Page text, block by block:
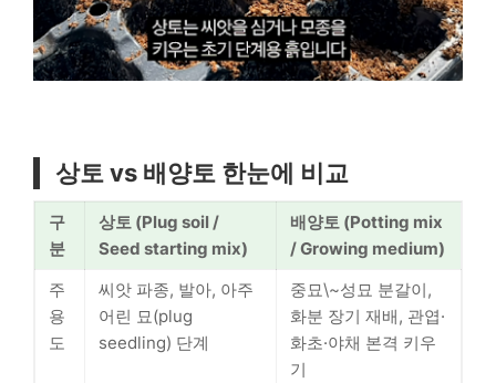
상토 vs 배양토 한눈에 비교
구
분
상토 (Plug soil /
Seed starting mix)
배양토 (Potting mix
/ Growing medium)
주
용
도
씨앗 파종, 발아, 아주
어린 묘(plug
seedling) 단계
중묘\~성묘 분갈이,
화분 장기 재배, 관엽·
화초·야채 본격 키우
기